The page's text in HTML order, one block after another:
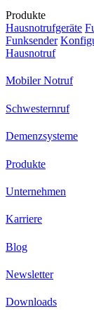
Produkte
Hausnotrufgeräte
Funksender
Hausnotruf
Mobiler Notruf
Schwesternruf
Demenzsysteme
Produkte
Unternehmen
Karriere
Blog
Newsletter
Downloads